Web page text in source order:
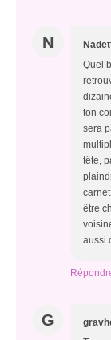
N
Quel
ton
sera
tête,
être
aussi
G